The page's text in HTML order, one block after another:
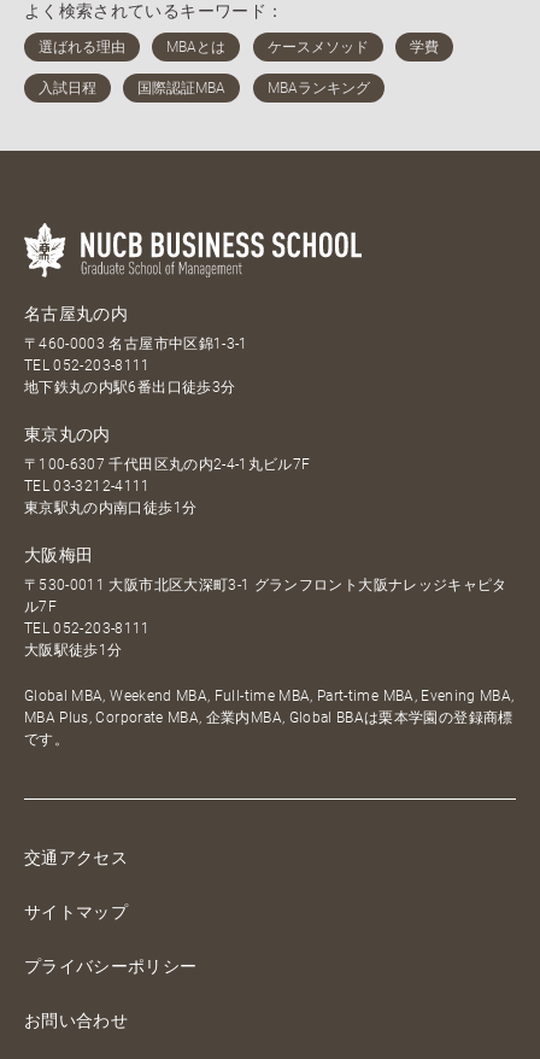
よく検索されているキーワード：
名古屋丸の内
〒460-0003 名古屋市中区錦1-3-1
TEL052-203-8111
地下鉄丸の内駅6番出口徒歩3分
東京丸の内
〒100-6307 千代田区丸の内2-4-1丸ビル7F
TEL03-3212-4111
東京駅丸の内南口徒歩1分
大阪梅田
〒530-0011 大阪市北区大深町3-1 グランフロント大阪ナレッジキャピタ
ル7F
TEL052-203-8111
大阪駅徒歩1分
Global MBA, Weekend MBA, Full-time MBA, Part-time MBA, Evening MBA,
MBA Plus, Corporate MBA, 企業内MBA, Global BBAは栗本学園の登録商標
です。
交通アクセス
サイトマップ
プライバシーポリシー
お問い合わせ